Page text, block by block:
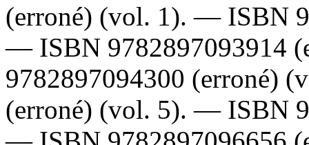
(erroné) (vol. 1). — ISBN
— ISBN 9782897093914
9782897094300 (erroné)
(erroné) (vol. 5). — ISBN